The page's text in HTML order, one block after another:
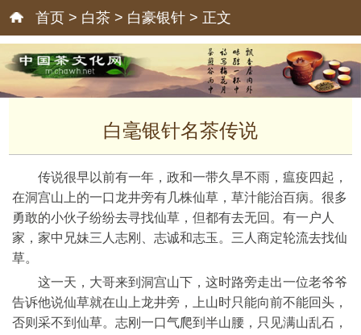
首页 > 白茶 > 白豪银针 > 正文
白毫银针名茶传说
传说很早以前有一年，政和一带久旱不雨，瘟疫四起，
在洞宫山上的一口龙井旁有几株仙草，草汁能治百病。很多
勇敢的小伙子纷纷去寻找仙草，但都有去无回。有一户人
家，家中兄妹三人志刚、志诚和志玉。三人商定轮流去找仙
草。
这一天，大哥来到洞宫山下，这时路旁走出一位老爷爷
告诉他说仙草就在山上龙井旁，上山时只能向前不能回头，
否则采不到仙草。志刚一口气爬到半山腰，只见满山乱石，